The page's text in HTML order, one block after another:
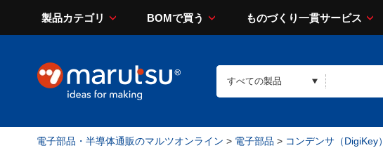
製品カテゴリ BOMで買う ものづくり一貫サービス
電子部品・半導体通販のマルツオンライン > 電子部品 > コンデンサ（DigiKey）